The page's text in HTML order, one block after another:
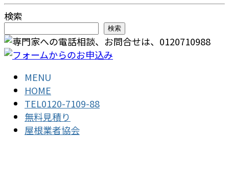
検索
検索
MENU
HOME
TEL0120-7109-88
無料見積り
屋根業者協会